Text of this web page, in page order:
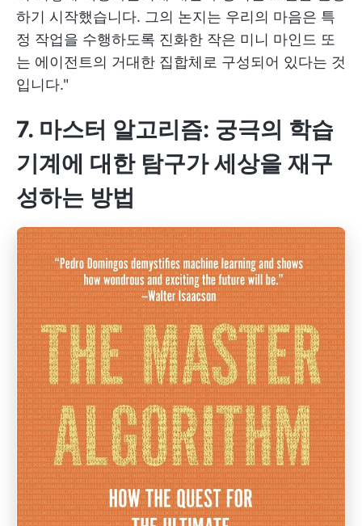
하기 시작했습니다. 그의 논지는 우리의 마음은 특
정 작업을 수행하도록 진화한 작은 미니 마인드 또
는 에이전트의 거대한 집합체로 구성되어 있다는 것
입니다."
7. 마스터 알고리즘: 궁극의 학습
기계에 대한 탐구가 세상을 재구
성하는 방법